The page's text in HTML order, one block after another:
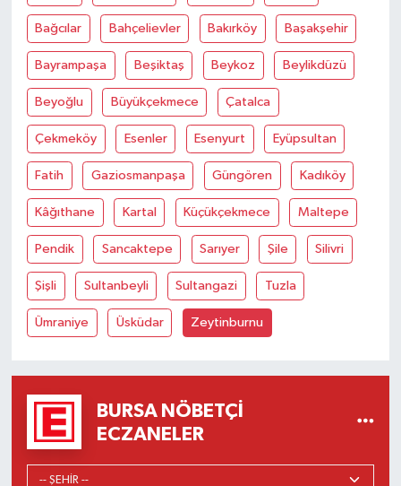
Bağcılar Bahçelievler Bakırköy Başakşehir
Bayrampaşa Beşiktaş Beykoz Beylikdüzü
Beyoğlu Büyükçekmece Çatalca
Çekmeköy Esenler Esenyurt Eyüpsultan
Fatih Gaziosmanpaşa Güngören Kadıköy
Kâğıthane Kartal Küçükçekmece Maltepe
Pendik Sancaktepe Sarıyer Şile Silivri
Şişli Sultanbeyli Sultangazi Tuzla
Ümraniye Üsküdar Zeytinburnu
BURSA NÖBETÇI
ECZANELER